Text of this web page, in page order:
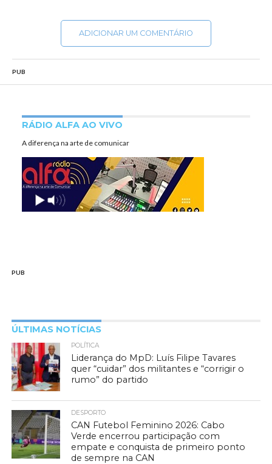
ADICIONAR UM COMENTÁRIO
PUB
RÁDIO ALFA AO VIVO
A diferença na arte de comunicar
PUB
ÚLTIMAS NOTÍCIAS
POLÍTICA
Liderança do MpD: Luís Filipe Tavares
quer “cuidar” dos militantes e “corrigir o
rumo” do partido
DESPORTO
CAN Futebol Feminino 2026: Cabo
Verde encerrou participação com
empate e conquista de primeiro ponto
de sempre na CAN